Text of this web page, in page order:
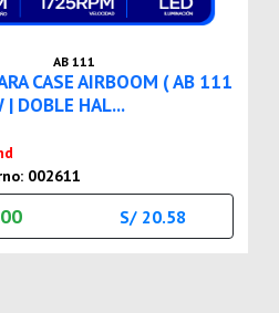
AB 111
CASE AIRBOOM ( AB 111
| DOBLE HAL...
002611
S/ 20.58